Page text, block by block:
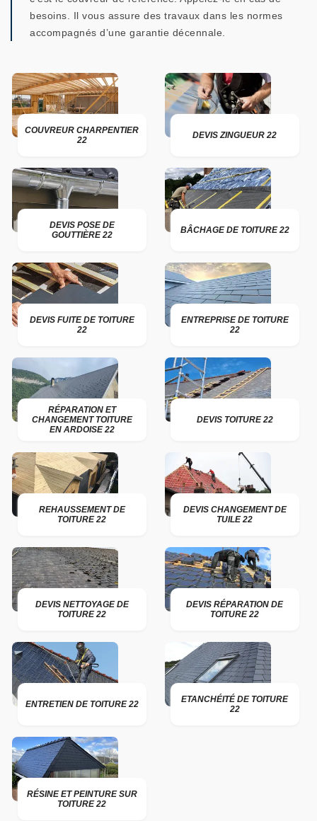
besoins. Il vous assure des travaux dans les normes
accompagnés d’une garantie décennale.
COUVREUR CHARPENTIER
22
DEVIS ZINGUEUR 22
DEVIS POSE DE
GOUTTIÈRE 22
BÂCHAGE DE TOITURE 22
DEVIS FUITE DE TOITURE
22
ENTREPRISE DE TOITURE
22
RÉPARATION ET
CHANGEMENT TOITURE
EN ARDOISE 22
DEVIS TOITURE 22
REHAUSSEMENT DE
TOITURE 22
DEVIS CHANGEMENT DE
TUILE 22
DEVIS NETTOYAGE DE
TOITURE 22
DEVIS RÉPARATION DE
TOITURE 22
ENTRETIEN DE TOITURE 22
ETANCHÉITÉ DE TOITURE
22
RÉSINE ET PEINTURE SUR
TOITURE 22